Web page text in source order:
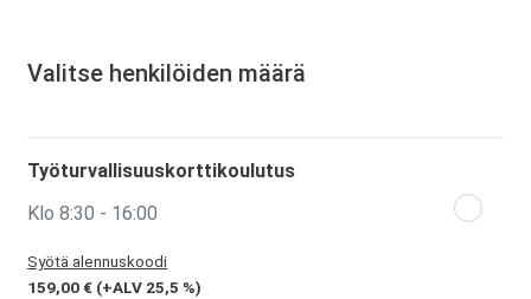
Valitse henkilöiden määrä
Työturvallisuuskorttikoulutus
Klo 8:30 - 16:00
Syötä alennuskoodi
159,00 € (+ALV 25,5 %)